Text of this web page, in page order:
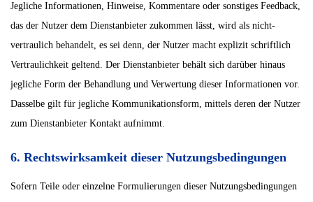
Jegliche Informationen, Hinweise, Kommentare oder sonstiges Feedback,
das der Nutzer dem Dienstanbieter zukommen lässt, wird als nicht-
vertraulich behandelt, es sei denn, der Nutzer macht explizit schriftlich
Vertraulichkeit geltend. Der Dienstanbieter behält sich darüber hinaus
jegliche Form der Behandlung und Verwertung dieser Informationen vor.
Dasselbe gilt für jegliche Kommunikationsform, mittels deren der Nutzer
zum Dienstanbieter Kontakt aufnimmt.
6. Rechtswirksamkeit dieser Nutzungsbedingungen
Sofern Teile oder einzelne Formulierungen dieser Nutzungsbedingungen